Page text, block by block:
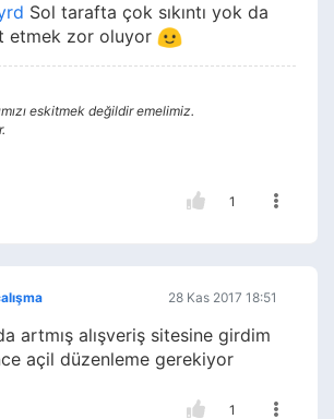
Sol tarafta çok sıkıntı yok da
etmek zor oluyor
eskitmek değildir emelimiz.
1
28 Kas 2017 18:51
artmış alışveriş sitesine girdim
açil düzenleme gerekiyor
1